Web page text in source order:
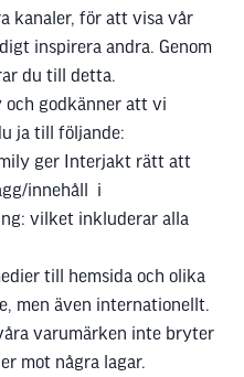
kanaler, för att visa vår
inspirera andra. Genom
du till detta.
godkänner att vi
ja till följande:
ger Interjakt rätt att
innehåll i
vilket inkluderar alla
till hemsida och olika
men även internationellt.
varumärken inte bryter
mot några lagar.